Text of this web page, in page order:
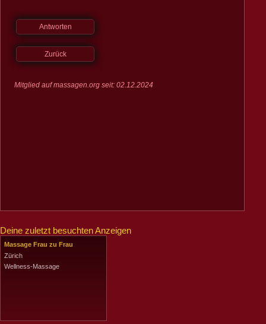
Antworten
Zurück
Mitglied auf massagen.org seit: 02.12.2024
Deine zuletzt besuchten Anzeigen
Massage Frau zu Frau
Zürich
Wellness-Massage